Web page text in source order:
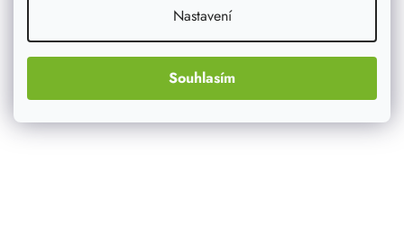
Nastavení
Souhlasím